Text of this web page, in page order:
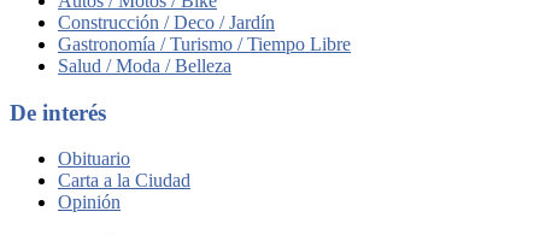
Construcción / Deco / Jardín
Gastronomía / Turismo / Tiempo Libre
Salud / Moda / Belleza
De interés
Obituario
Carta a la Ciudad
Opinión